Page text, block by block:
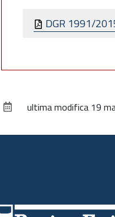
DGR 1991/
ultima modifica 19